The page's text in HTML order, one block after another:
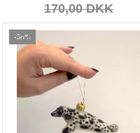
170,00 DKK
-50%